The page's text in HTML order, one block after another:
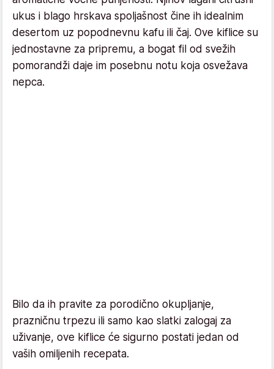
ukus i blago hrskava spoljašnost čine ih idealnim
desertom uz popodnevnu kafu ili čaj. Ove kiflice su
jednostavne za pripremu, a bogat fil od svežih
pomorandži daje im posebnu notu koja osvežava
nepca.
Bilo da ih pravite za porodično okupljanje,
prazničnu trpezu ili samo kao slatki zalogaj za
uživanje, ove kiflice će sigurno postati jedan od
vaših omiljenih recepata.